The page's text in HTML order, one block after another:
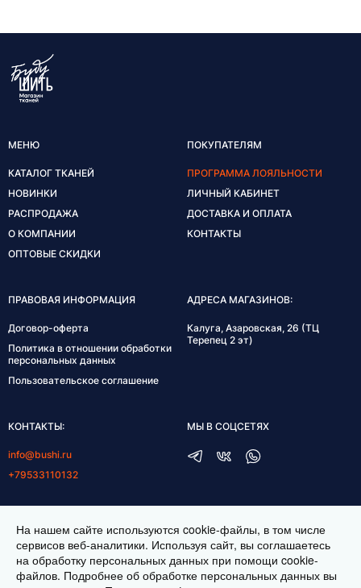
МЕНЮ
КАТАЛОГ ТКАНЕЙ
НОВИНКИ
РАСПРОДАЖА
О КОМПАНИИ
ОПТОВЫЕ СКИДКИ
ПОКУПАТЕЛЯМ
ПРОГРАММА ЛОЯЛЬНОСТИ
ЛИЧНЫЙ КАБИНЕТ
ДОСТАВКА И ОПЛАТА
КОНТАКТЫ
ПРАВОВАЯ ИНФОРМАЦИЯ
Договор-оферта
Политика в отношении обработки
персональных данных
Пользовательское соглашение
АДРЕСА МАГАЗИНОВ:
Калуга, Азаровская, 26 (ТЦ
Терепец 2 эт)
КОНТАКТЫ:
info@bushi.ru
+79533110132
пн-пт 10:00-19:00
сб 11:00-17:00
МЫ В СОЦСЕТЯХ
На нашем сайте используются cookie-файлы, в том числе
сервисов веб-аналитики. Используя сайт, вы соглашаетесь
на обработку персональных данных при помощи cookie-
файлов. Подробнее об обработке персональных данных вы